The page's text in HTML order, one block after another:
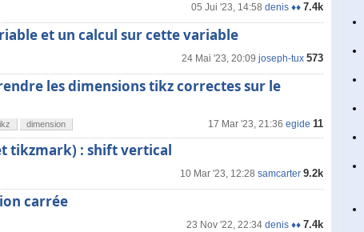
05 Jui '23, 14:58 denis ♦♦ 7.4k
et un calcul sur cette variable
24 Mai '23, 20:09 joseph-tux 573
les dimensions tikz correctes sur le
17 Mar '23, 21:36 egide 11
dimension
tikzmark) : shift vertical
10 Mar '23, 12:28 samcarter 9.2k
carrée
23 Nov '22, 22:34 denis ♦♦ 7.4k